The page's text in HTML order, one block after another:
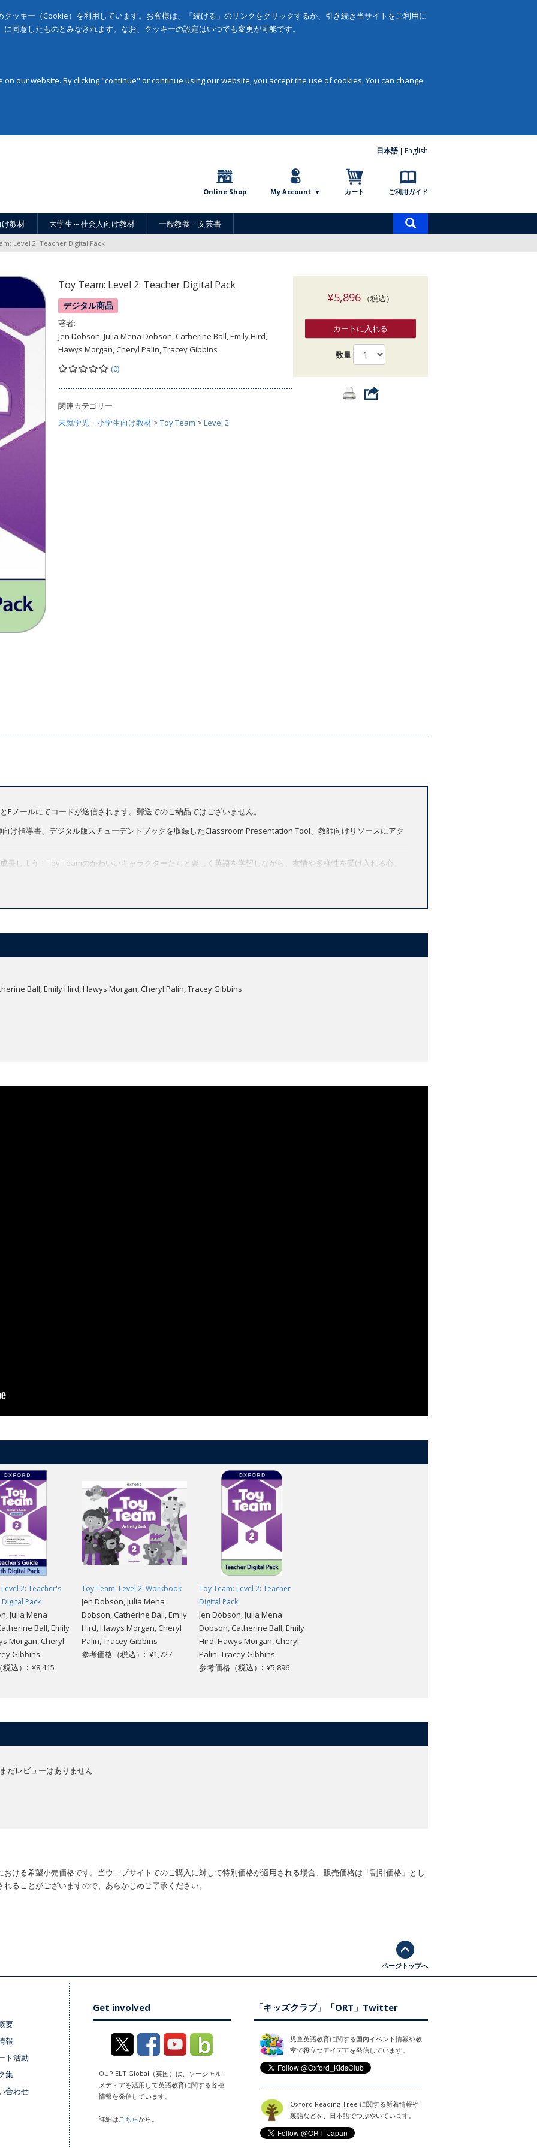
ッキー（Cookie）を利用しています。お客様は、「続ける」のリンクをクリックするか、引き続き当サイトをご利用に
同意したものとみなされます。なお、クッキーの設定はいつでも変更が可能です。
our website. By clicking "continue" or continue using our website, you accept the use of cookies. You can change
日本語 English
Online Shop My Account カート ご利用ガイド
教材 大学生～社会人向け教材 一般教養・文芸書
索
Level 2: Teacher Digital Pack
Toy Team: Level 2: Teacher Digital Pack
デジタル商品
著者:
Jen Dobson, Julia Mena Dobson, Catherine Ball, Emily Hird,
Hawys Morgan, Cheryl Palin, Tracey Gibbins
(0)
関連カテゴリー
未就学児・小学生向け教材 > Toy Team > Level 2
¥5,896（税込）
カートに入れる
数量
Eメールにてコードが送信されます。郵送でのご納品ではございません。
け指導書、デジタル版スチューデントブックを収録したClassroom Presentation Tool、教師向けリソースにアク
長しよう！Toy Teamのかわいいキャラクターたちと楽しく英語を学習しながら、友情や多様性を受け入れる心、
Ball, Emily Hird, Hawys Morgan, Cheryl Palin, Tracey Gibbins
2: Teacher's
Pack
Julia Mena
Ball, Emily
Morgan, Cheryl
Gibbins
税込）: ¥8,415
Toy Team: Level 2: Workbook
Jen Dobson, Julia Mena
Dobson, Catherine Ball, Emily
Hird, Hawys Morgan, Cheryl
Palin, Tracey Gibbins
参考価格（税込）: ¥1,727
Toy Team: Level 2: Teacher
Digital Pack
Jen Dobson, Julia Mena
Dobson, Catherine Ball, Emily
Hird, Hawys Morgan, Cheryl
Palin, Tracey Gibbins
参考価格（税込）: ¥5,896
まだレビューはありません
ける希望小売価格です。当ウェブサイトでのご購入に対して特別価格が適用される場合、販売価格は「割引価格」とし
ることがございますので、あらかじめご了承ください。
ページトップへ
要
報
ト活動
集
合わせ
Get involved
OUP ELT Global（英国）は、ソーシャル
メディアを活用して英語教育に関する各種
情報を発信しています。
詳細はこちらから。
「キッズクラブ」「ORT」Twitter
児童英語教育に関する国内イベント情報や教
室で役立つアイデアを発信しています。
Oxford Reading Tree に関する新着情報や
裏話などを、日本語でつぶやいています。